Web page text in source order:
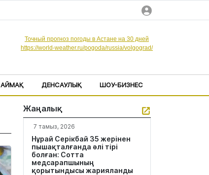
Точный прогноз погоды в Астане на 30 дней
https://world-weather.ru/pogoda/russia/volgograd/
АЙМАҚ ДЕНСАУЛЫҚ ШОУ-БИЗНЕС
Жаңалық
7 тамыз, 2026
Нұрай Серікбай 35 жерінен
пышақталғанда әлі тірі
болған: Сотта
медсарапшының
қорытындысы жарияланды